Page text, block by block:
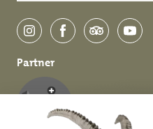
instagramfacebooktripadvisor
Partner